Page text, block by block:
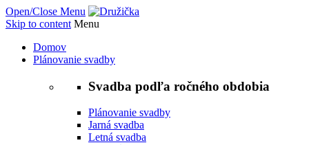
Open/Close Menu
Skip to content Menu
Domov
Plánovanie svadby
Svadba podľa ročného obdobia
Plánovanie svadby
Jarná svadba
Letná svadba